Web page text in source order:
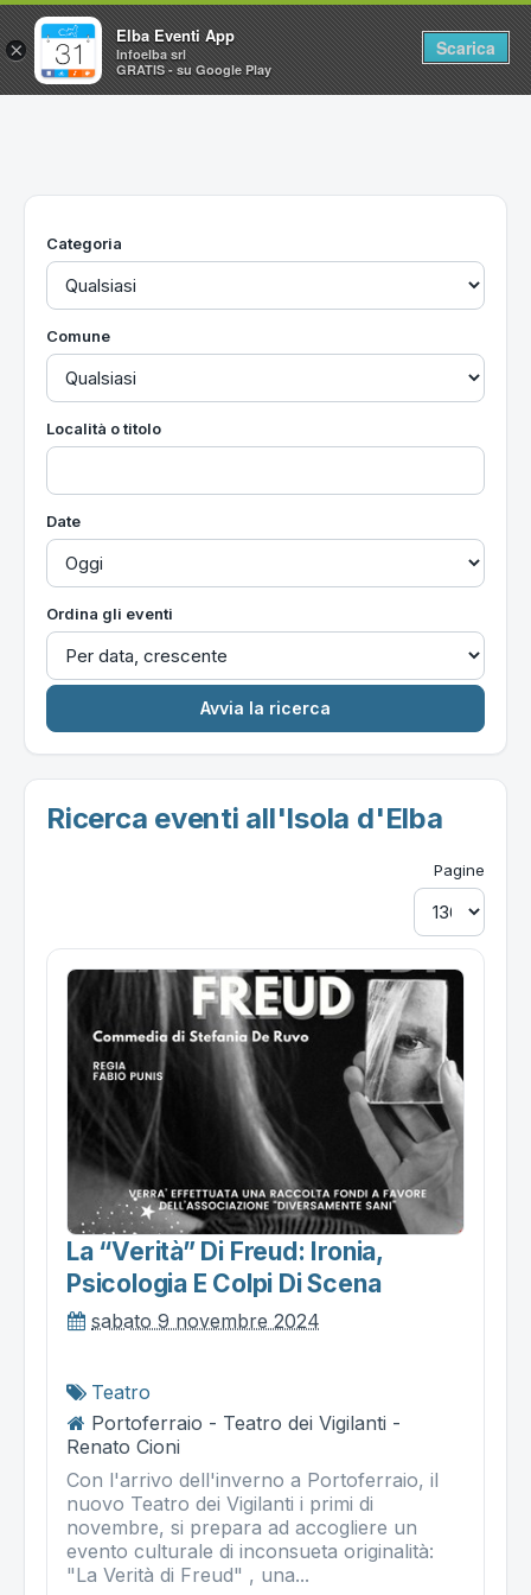
Home
Utilità
Categoria
Comune
Località o titolo
Date
Ordina gli eventi
Ricerca eventi all'Isola d'Elba
Pagine
La “verità” Di Freud: Ironia,
Psicologia E Colpi Di Scena
sabato 9 novembre 2024
Teatro
Portoferraio - Teatro dei Vigilanti -
Renato Cioni
Con l'arrivo dell'inverno a Portoferraio, il
nuovo Teatro dei Vigilanti i primi di
novembre, si prepara ad accogliere un
evento culturale di inconsueta originalità:
"La Verità di Freud" , una...
×
Elba Eventi App
Infoelba srl
GRATIS - su Google Play
Scarica